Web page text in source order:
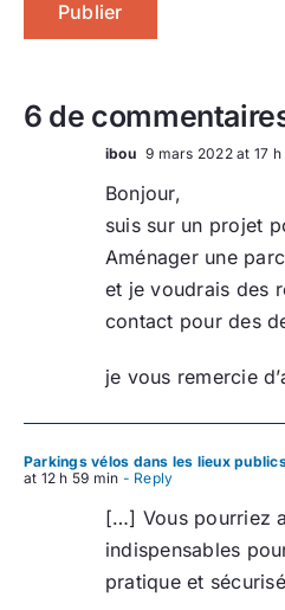
6 de
ibou 9 mars 2022 at 17 h
Bonjour,
suis sur un projet
Aménager une
et je voudrais des
contact pour des
je vous remercie
Parkings vélos dans les lieux
at 12 h 59 min - Reply
[…] Vous pourriez
indispensables
pratique et